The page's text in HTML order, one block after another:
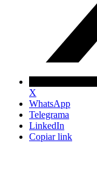
X
WhatsApp
Telegrama
LinkedIn
Copiar link